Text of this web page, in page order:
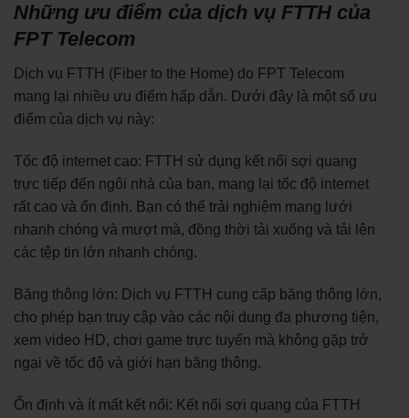
Những ưu điểm của dịch vụ FTTH của
FPT Telecom
Dịch vụ FTTH (Fiber to the Home) do FPT Telecom
mang lại nhiều ưu điểm hấp dẫn. Dưới đây là một số ưu
điểm của dịch vụ này:
Tốc độ internet cao: FTTH sử dụng kết nối sợi quang
trực tiếp đến ngôi nhà của bạn, mang lại tốc độ internet
rất cao và ổn định. Bạn có thể trải nghiệm mạng lưới
nhanh chóng và mượt mà, đồng thời tải xuống và tải lên
các tệp tin lớn nhanh chóng.
Băng thông lớn: Dịch vụ FTTH cung cấp băng thông lớn,
cho phép bạn truy cập vào các nội dung đa phương tiện,
xem video HD, chơi game trực tuyến mà không gặp trở
ngại về tốc độ và giới hạn băng thông.
Ổn định và ít mất kết nối: Kết nối sợi quang của FTTH